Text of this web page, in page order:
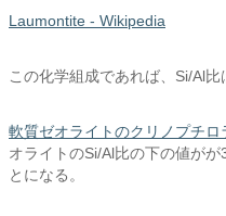
Laumontite - Wikipedia
この化学組成であれば、Si/Al比
軟質ゼオライトのクリノプチロ
オライトのSi/Al比の下の値が
とになる。